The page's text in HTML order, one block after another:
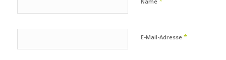
E-Mail-Adresse *